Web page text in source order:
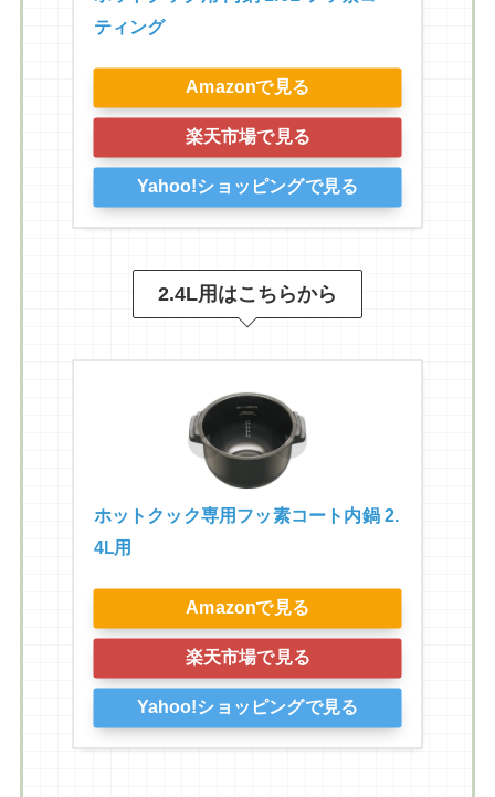
ティング
Amazonで見る
楽天市場で見る
Yahoo!ショッピングで見る
2.4L用はこちらから
ホットクック専用フッ素コート内鍋 2.
4L用
Amazonで見る
楽天市場で見る
Yahoo!ショッピングで見る